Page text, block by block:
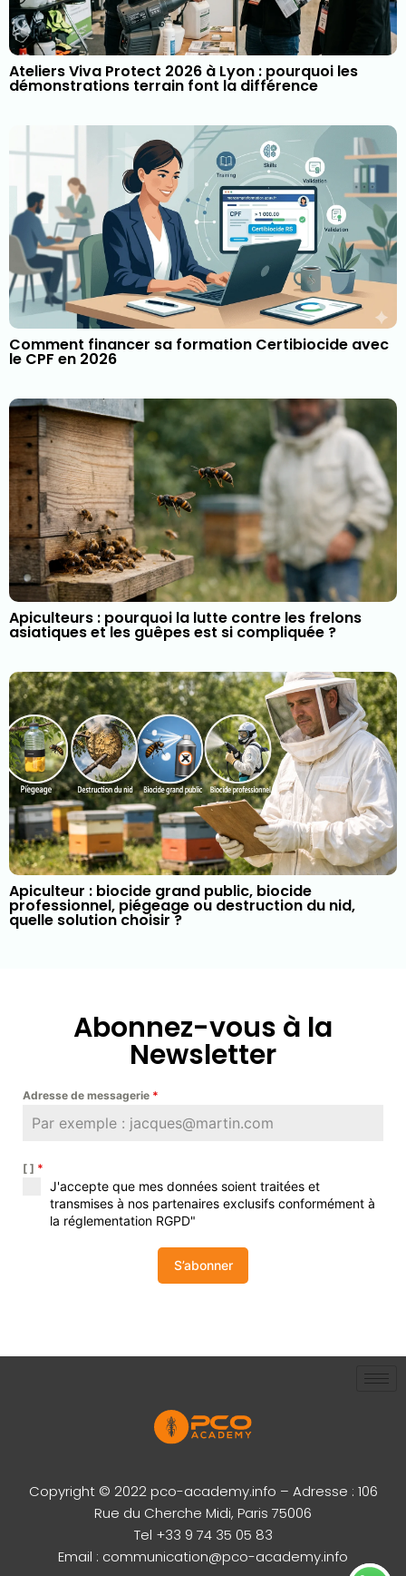
Ateliers Viva Protect 2026 à Lyon : pourquoi les
démonstrations terrain font la différence
Comment financer sa formation Certibiocide avec
le CPF en 2026
Apiculteurs : pourquoi la lutte contre les frelons
asiatiques et les guêpes est si compliquée ?
Apiculteur : biocide grand public, biocide
professionnel, piégeage ou destruction du nid,
quelle solution choisir ?
Abonnez-vous à la
Newsletter
Adresse de messagerie *
[ ] *
J'accepte que mes données soient traitées et
transmises à nos partenaires exclusifs conformément à
la réglementation RGPD"
S’abonner
Copyright © 2022 pco-academy.info – Adresse : 106
Rue du Cherche Midi, Paris 75006
Tel +33 9 74 35 05 83
Email : communication@pco-academy.info